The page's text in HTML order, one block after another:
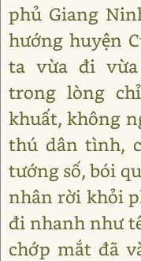
phủ Giang
hướng huyện
ta vừa đi
trong lòng
khuất, không
thú dân tình,
tướng số, bói
nhân rời khỏi
đi nhanh như
chớp mắt đã